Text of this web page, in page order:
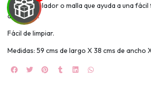
bandeja colador o malla que ayuda a una
desechos.
Fácil de limpiar.
Medidas: 59 cms de largo X 38 cms de ancho